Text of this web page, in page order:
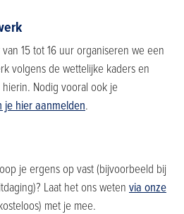
15 tot 16 uur organiseren we een
volgens de wettelijke kaders en
Nodig vooral ook je
je hier aanmelden.
je ergens op vast (bijvoorbeeld bij
Laat het ons weten via onze
met je mee.